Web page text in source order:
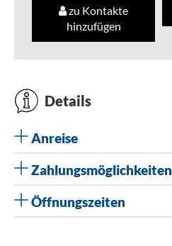
zu Kontakte
hinzufügen
Details
Anreise
Zahlungsmöglichkeiten
Öffnungszeiten